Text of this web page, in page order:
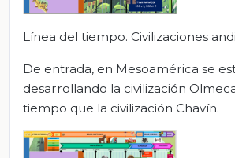
Línea del tiempo. Civilizaciones
De entrada, en Mesoamérica se
desarrollando la civilización
tiempo que la civilización Chavín.